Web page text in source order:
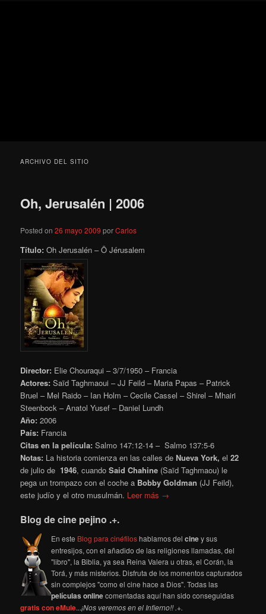
ARCHIVO DEL SITIO
Oh, Jerusalén | 2006
Posted on26 mayo 2009 porCarlos
Título: Oh Jerusalén – Ö Jérusalem
Director: Elie Chouraqui – 3/7/1950 – Francia
Actores: Saïd Taghmaoui – JJ Feild – Maria Papas – Patrick
Bruel – Mel Raido – Ian Holm – Cecile Cassel – Shirel – Mhairi
Steenbock – Anatol Yusef – Daniel Lundh
Año: 2006
País: Francia
Citas en la película: Salmo 147:12-14 – Salmo 137:5-6
Notas: La historia comienza en las calles de Nueva York, el22
de julio de 1946, cuandoSaid Chahine (Saïd Taghmaou) le
pega un trompazo con el coche a Bobby Goldman (JJ Feild),
este judío y el otro musulmán. Leer más →
Blog de cine pejino .+.
En este Blog para cinéfiloshablamos delciney sus
entresijos, con el añadido de las religiones llamadas, del
"libro", la Biblia, ya sea Reina Valera u otras, el Corán, la
Torá, y más misterios. Disfruta de los momentos capturados
sin complejos "como el cine hace a Dios". Todas las
películas onlinecomentadas aquí han sido conseguidas
gratis con eMule...¡Nos veremos en el Infierno!! .+.